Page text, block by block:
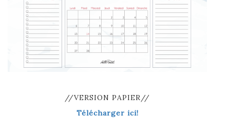
//VERSION PAPIER//
Télécharger ici!